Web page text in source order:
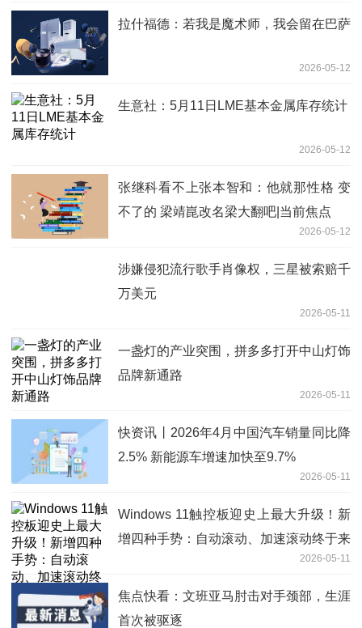
拉什福德：若我是魔术师，我会留在巴萨
2026-05-12
生意社：5月11日LME基本金属库存统计
2026-05-12
张继科看不上张本智和：他就那性格 变
不了的 梁靖崑改名梁大翻吧|当前焦点
2026-05-12
涉嫌侵犯流行歌手肖像权，三星被索赔千
万美元
2026-05-11
一盏灯的产业突围，拼多多打开中山灯饰
品牌新通路
2026-05-11
快资讯丨2026年4月中国汽车销量同比降
2.5% 新能源车增速加快至9.7%
2026-05-11
Windows 11触控板迎史上最大升级！新
增四种手势：自动滚动、加速滚动终于来
2026-05-11
焦点快看：文班亚马肘击对手颈部，生涯
首次被驱逐